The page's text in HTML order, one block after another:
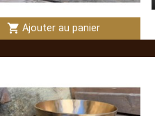
shopping_cart Ajouter au panier